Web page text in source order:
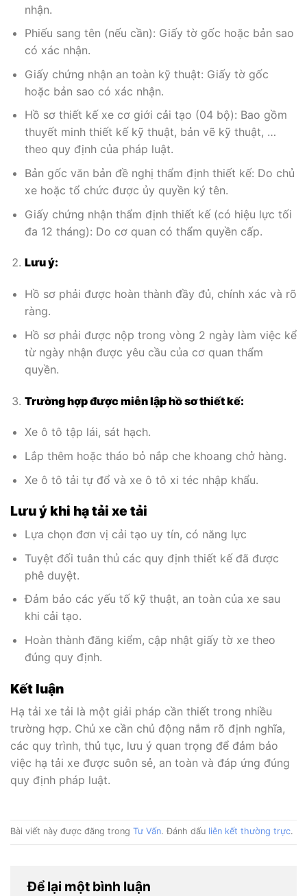
nhận.
Phiếu sang tên (nếu cần): Giấy tờ gốc hoặc bản sao
có xác nhận.
Giấy chứng nhận an toàn kỹ thuật: Giấy tờ gốc
hoặc bản sao có xác nhận.
Hồ sơ thiết kế xe cơ giới cải tạo (04 bộ): Bao gồm
thuyết minh thiết kế kỹ thuật, bản vẽ kỹ thuật, …
theo quy định của pháp luật.
Bản gốc văn bản đề nghị thẩm định thiết kế: Do chủ
xe hoặc tổ chức được ủy quyền ký tên.
Giấy chứng nhận thẩm định thiết kế (có hiệu lực tối
đa 12 tháng): Do cơ quan có thẩm quyền cấp.
Lưu ý:
Hồ sơ phải được hoàn thành đầy đủ, chính xác và rõ
ràng.
Hồ sơ phải được nộp trong vòng 2 ngày làm việc kể
từ ngày nhận được yêu cầu của cơ quan thẩm
quyền.
Trường hợp được miễn lập hồ sơ thiết kế:
Xe ô tô tập lái, sát hạch.
Lắp thêm hoặc tháo bỏ nắp che khoang chở hàng.
Xe ô tô tải tự đổ và xe ô tô xi téc nhập khẩu.
Lưu ý khi hạ tải xe tải
Lựa chọn đơn vị cải tạo uy tín, có năng lực
Tuyệt đối tuân thủ các quy định thiết kế đã được
phê duyệt.
Đảm bảo các yếu tố kỹ thuật, an toàn của xe sau
khi cải tạo.
Hoàn thành đăng kiểm, cập nhật giấy tờ xe theo
đúng quy định.
Kết luận
Hạ tải xe tải là một giải pháp cần thiết trong nhiều
trường hợp. Chủ xe cần chủ động nắm rõ định nghĩa,
các quy trình, thủ tục, lưu ý quan trọng để đảm bảo
việc hạ tải xe được suôn sẻ, an toàn và đáp ứng đúng
quy định pháp luật.
Bài viết này được đăng trong Tư Vấn. Đánh dấu liên kết thường trực.
Để lại một bình luận